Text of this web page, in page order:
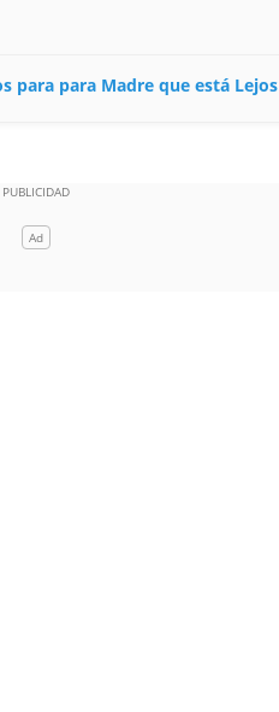
para para Madre que está Lejos